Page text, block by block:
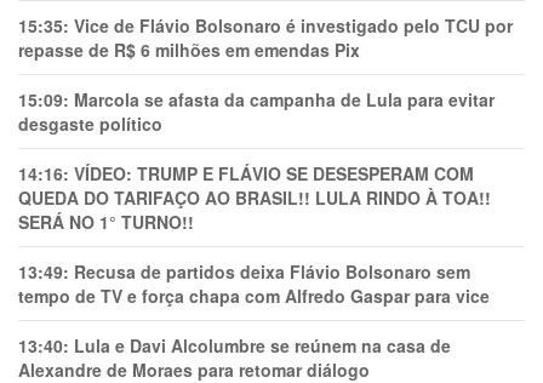
15:35: Vice de Flávio Bolsonaro é investigado pelo TCU por
repasse de R$ 6 milhões em emendas Pix
15:09: Marcola se afasta da campanha de Lula para evitar
desgaste político
14:16: VÍDEO: TRUMP E FLÁVIO SE DESESPERAM COM
QUEDA DO TARIFAÇO AO BRASIL!! LULA RINDO À TOA!!
SERÁ NO 1° TURNO!!
13:49: Recusa de partidos deixa Flávio Bolsonaro sem
tempo de TV e força chapa com Alfredo Gaspar para vice
13:40: Lula e Davi Alcolumbre se reúnem na casa de
Alexandre de Moraes para retomar diálogo